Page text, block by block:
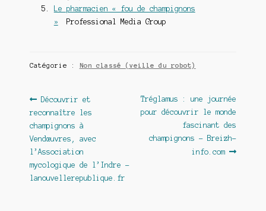
Le pharmacien « fou de champignons
» Professional Media Group
Catégorie : Non classé (veille du robot)
Navigation
de
l’article
Article
précédent :
Découvrir et
reconnaître les
champignons à
Vendœuvres, avec
l’Association
mycologique de l’Indre –
lanouvellerepublique.fr
Article
suivant :
Tréglamus : une journée
pour découvrir le monde
fascinant des
champignons – Breizh-
info.com